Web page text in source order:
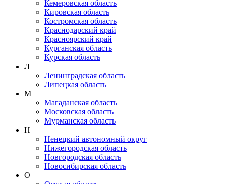
Кемеровская область
Кировская область
Костромская область
Краснодарский край
Красноярский край
Курганская область
Курская область
Л
Ленинградская область
Липецкая область
М
Магаданская область
Московская область
Мурманская область
Н
Ненецкий автономный округ
Нижегородская область
Новгородская область
Новосибирская область
О